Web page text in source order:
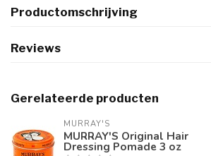
Productomschrijving
Reviews
Gerelateerde producten
MURRAY'S
MURRAY'S Original Hair
Dressing Pomade 3 oz